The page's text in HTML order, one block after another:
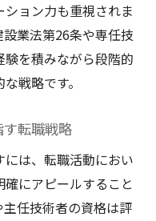
められる理由
格への挑戦法
資格の実態とは
勉強法のコツ
実務経験とは
用した合格対策
ルート解説
ョン力も重視されま
業法第26条や専任技
を積みながら段階的
戦略です。
転職戦略
は、転職活動におい
にアピールすること
任技術者の資格は評